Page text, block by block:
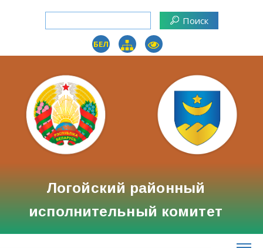
БЕЛ
Логойский районный
исполнительный комитет